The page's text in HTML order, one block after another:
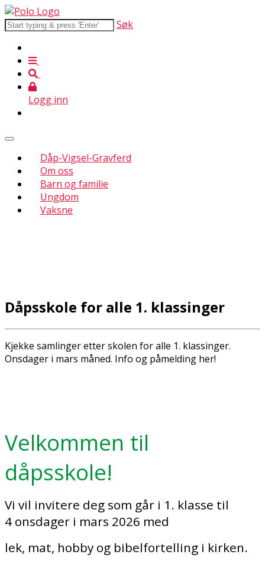
Søk
Logg inn
Dåp-Vigsel-Gravferd
Om oss
Barn og familie
Ungdom
Vaksne
Dåpsskole for alle 1. klassinger
Kjekke samlinger etter skolen for alle 1. klassinger.
Onsdager i mars måned. Info og påmelding her!
Velkommen til
dåpsskole!
Vi vil invitere deg som går i 1. klasse til
4 onsdager i mars 2026 med
lek, mat, hobby og bibelfortelling i kirken.